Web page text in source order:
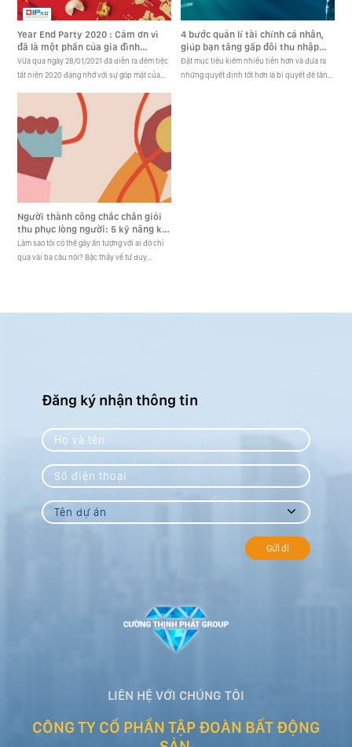
Year End Party 2020 : Cảm ơn vì
đã là một phần của gia đình
Cường Thịnh Phát Group
Vừa qua ngày 28/01/2021 đã diễn ra đêm tiệc
tất niên 2020 đáng nhớ với sự góp mặt của
gia đình Cường Thịnh Phát G [...]
4 bước quản lí tài chính cá nhân,
giúp bạn tăng gấp đôi thu nhập
trong vòng 3 năm
Đặt mục tiêu kiếm nhiều tiền hơn và đưa ra
những quyết định tốt hơn là bí quyết để tăng
Người thành công chắc chắn giỏi
thu phục lòng người: 5 kỹ năng khi
trò chuyện khiến ai cũng thích
bạn!
Làm sao tôi có thể gây ấn tượng với ai đó chỉ
qua vài ba câu nói? Bậc thầy về tư duy
Đăng ký nhận thông tin
Gửi đi
LIÊN HỆ VỚI CHÚNG TÔI
CÔNG TY CỔ PHẦN TẬP ĐOÀN BẤT ĐỘNG